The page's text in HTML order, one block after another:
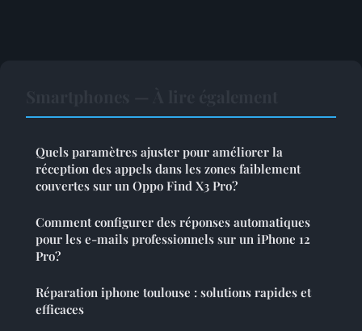
Quels paramètres ajuster pour améliorer la
réception des appels dans les zones faiblement
couvertes sur un Oppo Find X3 Pro?
Comment configurer des réponses automatiques
pour les e-mails professionnels sur un iPhone 12
Pro?
Réparation iphone toulouse : solutions rapides et
efficaces